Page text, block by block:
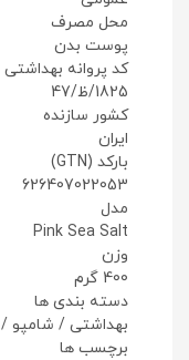
محل مصرف
پوست بدن
کد پروانه بهداشتی
1825/ظ/47
کشور سازنده
ایران
بارکد (GTN)
626407022053
مدل
Pink Sea Salt
وزن
400 گرم
دسته بندی ها
بهداشتی / شامپو /
برچسب ها